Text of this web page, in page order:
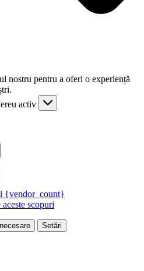
nostru pentru a oferi o experiență
activ
{vendor_count}
scopuri
Setări